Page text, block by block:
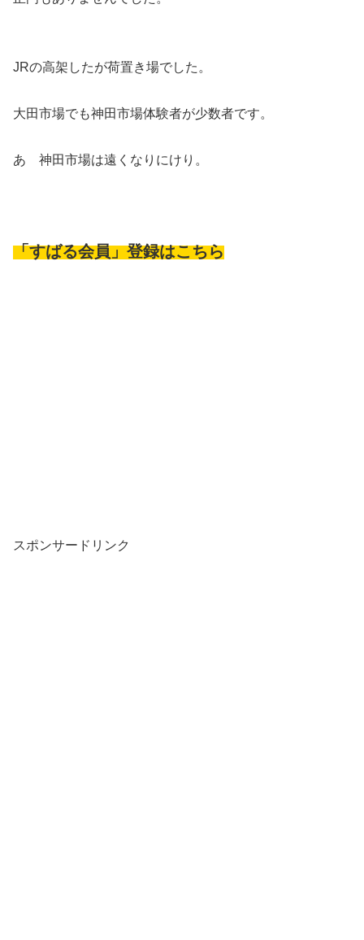
JRの高架したが荷置き場でした。
大田市場でも神田市場体験者が少数者です。
あゝ神田市場は遠くなりにけり。
「すばる会員」登録はこちら
スポンサードリンク